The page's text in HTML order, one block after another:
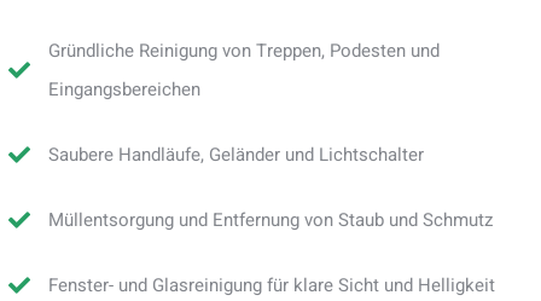
Gründliche Reinigung von Treppen, Podesten und
Eingangsbereichen
Saubere Handläufe, Geländer und Lichtschalter
Müllentsorgung und Entfernung von Staub und Schmutz
Fenster- und Glasreinigung für klare Sicht und Helligkeit